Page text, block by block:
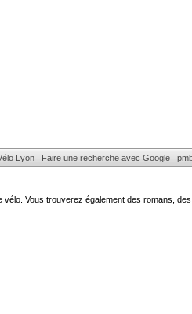
Lyon Faire une recherche avec Google
Vous trouverez également des romans,